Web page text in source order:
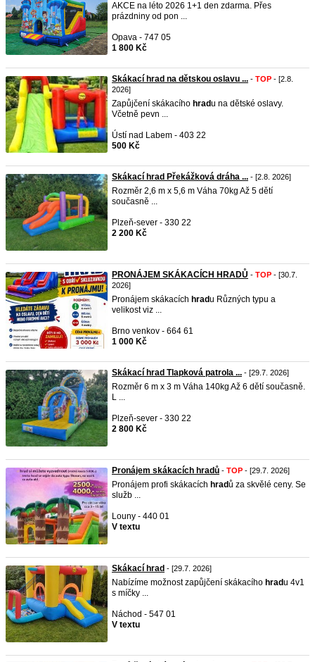
AKCE na léto 2026 1+1 den zdarma. Přes
prázdniny od pon ...
Opava - 747 05
1 800 Kč
Skákací hrad na dětskou oslavu ... - TOP - [2.8.
2026]
Zapůjčení skákacího hradu na dětské oslavy.
Včetně pevn ...
Ústí nad Labem - 403 22
500 Kč
Skákací hrad Překážková dráha ... - [2.8. 2026]
Rozměr 2,6 m x 5,6 m Váha 70kg Až 5 dětí
současně ...
Plzeň-sever - 330 22
2 200 Kč
PRONÁJEM SKÁKACÍCH HRADŮ - TOP - [30.7.
2026]
Pronájem skákacích hradu Různých typu a
velikost viz ...
Brno venkov - 664 61
1 000 Kč
Skákací hrad Tlapková patrola ... - [29.7. 2026]
Rozměr 6 m x 3 m Váha 140kg Až 6 dětí současně.
L ...
Plzeň-sever - 330 22
2 800 Kč
Pronájem skákacích hradů - TOP - [29.7. 2026]
Pronájem profi skákacích hradů za skvělé ceny. Se
služb ...
Louny - 440 01
V textu
Skákací hrad - [29.7. 2026]
Nabízíme možnost zapůjčení skákacího hradu 4v1
s míčky ...
Náchod - 547 01
V textu